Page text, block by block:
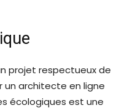
projet respectueux de
un architecte en ligne
écologiques est une